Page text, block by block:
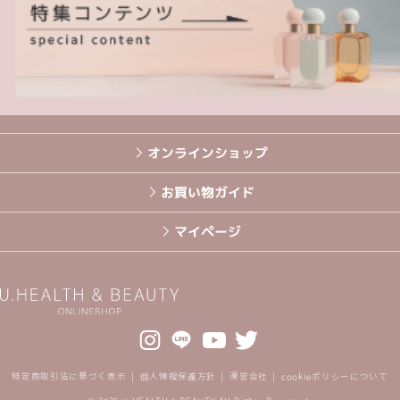
オンラインショップ
お買い物ガイド
マイページ
特定商取引法に基づく表示 個人情報保護方針 運営会社 cookieポリシーについて